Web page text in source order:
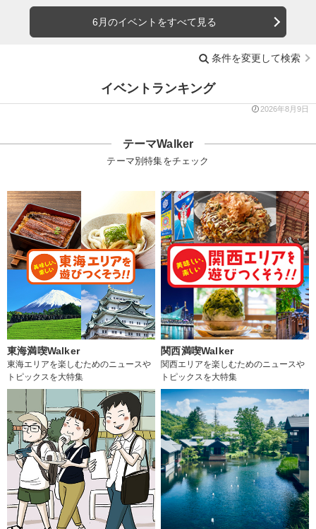
6月のイベントをすべて見る
条件を変更して検索
イベントランキング
2026年8月9日
テーマWalker
テーマ別特集をチェック
東海満喫Walker
東海エリアを楽しむためのニュースや
トピックスを大特集
関西満喫Walker
関西エリアを楽しむためのニュースや
トピックスを大特集